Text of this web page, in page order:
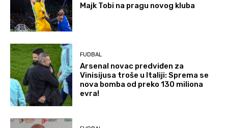
Majk Tobi na pragu novog kluba
FUDBAL
Arsenal novac predviđen za
Vinisijusa troše u Italiji: Sprema se
nova bomba od preko 130 miliona
evra!